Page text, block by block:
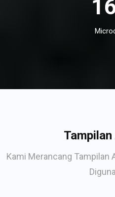
Kami Merancang Tampilan